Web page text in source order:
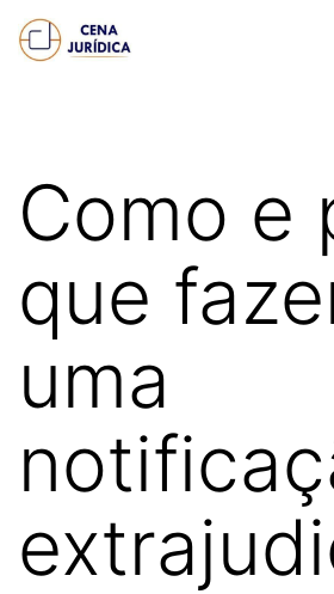
Pular
para
Cena
Como e
que
uma